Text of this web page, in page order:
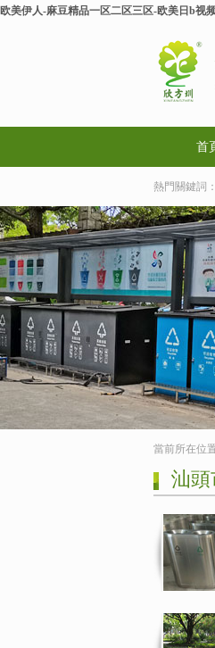
欧美伊人-麻豆精品一区二区三区-欧美日b视
首
熱門關鍵詞：
當前所在位
汕頭